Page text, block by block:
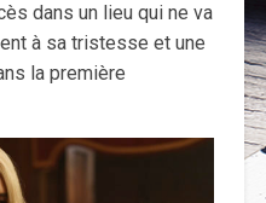
dans un lieu qui ne va
à sa tristesse et une
la première